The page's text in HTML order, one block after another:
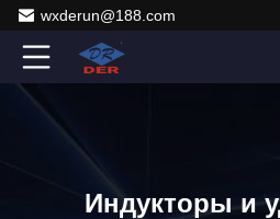
wxderun@188.com
Индукторы и